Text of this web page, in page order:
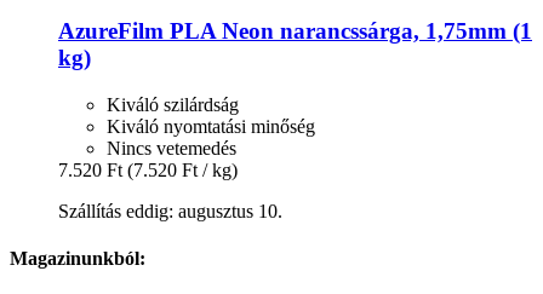
AzureFilm PLA Neon narancssárga, 1,75mm (1
kg)
Kiváló szilárdság
Kiváló nyomtatási minőség
Nincs vetemedés
7.520 Ft (7.520 Ft / kg)
Szállítás eddig: augusztus 10.
Magazinunkból: